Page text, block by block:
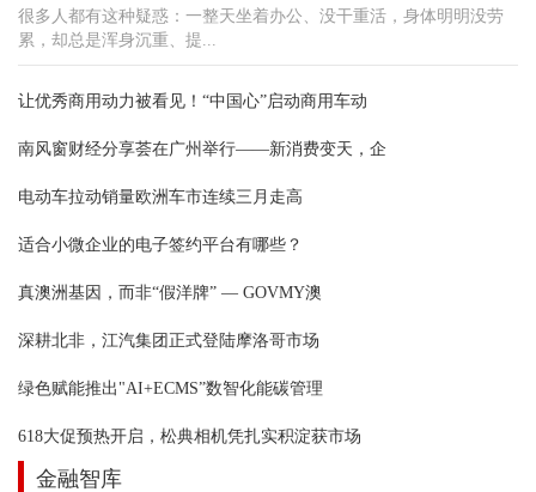
很多人都有这种疑惑：一整天坐着办公、没干重活，身体明明没劳
累，却总是浑身沉重、提...
让优秀商用动力被看见！“中国心”启动商用车动
南风窗财经分享荟在广州举行——新消费变天，企
电动车拉动销量欧洲车市连续三月走高
适合小微企业的电子签约平台有哪些？
真澳洲基因，而非“假洋牌” — GOVMY澳
深耕北非，江汽集团正式登陆摩洛哥市场
绿色赋能推出"AI+ECMS”数智化能碳管理
618大促预热开启，松典相机凭扎实积淀获市场
金融智库